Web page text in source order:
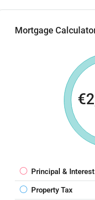
Mortgage
Principal & Interest
Property Tax